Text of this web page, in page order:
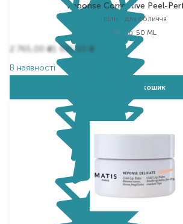
Reponse Corrective Peel-
пілінг для обличчя
Вибір 50 ML
2 765,00₴1 935,50
₴
В наявності
Додати в кошик